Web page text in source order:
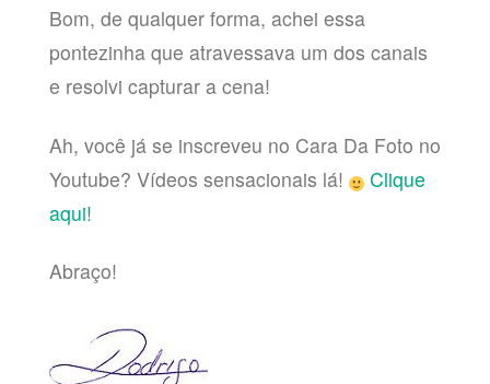
Bom, de qualquer forma, achei essa
pontezinha que atravessava um dos canais
e resolvi capturar a cena!
Ah, você já se inscreveu no Cara Da Foto no
Youtube? Vídeos sensacionais lá!
Clique
aqui!
Abraço!